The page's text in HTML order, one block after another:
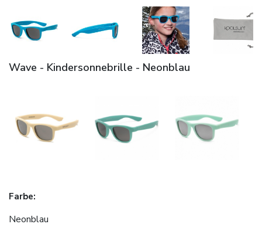
Wave - Kindersonnebrille - Neonblau
Farbe:
Neonblau